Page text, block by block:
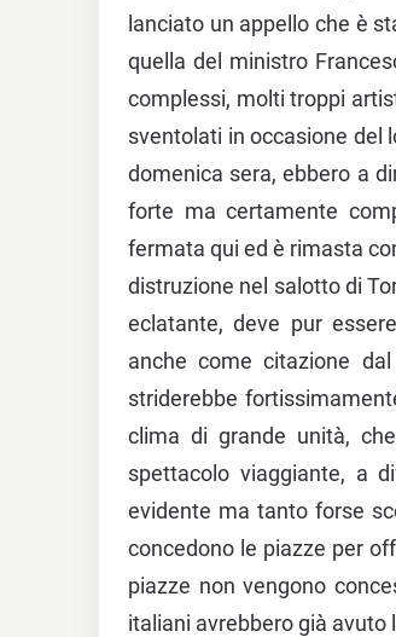
lanciato un appello che è
quella del ministro
complessi, molti troppi
sventolati in occasione del
domenica sera, ebbero a
forte ma certamente
fermata qui ed è rimasta
distruzione nel salotto di
eclatante, deve pur
anche come citazione
striderebbe
clima di grande unità,
spettacolo viaggiante, a
evidente ma tanto forse
concedono le piazze per
piazze non vengono
italiani avrebbero già avuto